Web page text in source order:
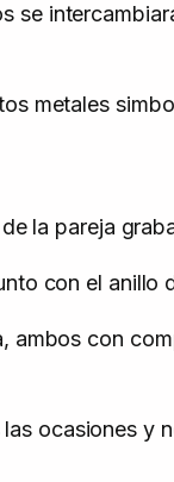
metales
la pareja
con el anillo
con
ocasiones